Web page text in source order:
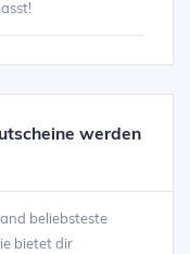
werden
beliebsteste
bietet dir